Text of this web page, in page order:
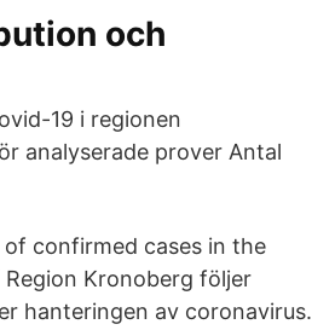
och
19 i regionen
analyserade prover Antal
of confirmed cases in the
Kronoberg följer
hanteringen av coronavirus.